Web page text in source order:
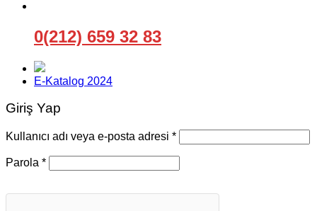
0(212) 659 32 83
E-Katalog 2024
Giriş Yap
Kullanıcı adı veya e-posta adresi *Gerekli
Parola *Gerekli